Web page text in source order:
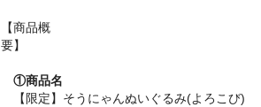
【商品概
要
①商品名
【限定】そうにゃんぬいぐるみ(よろこび)